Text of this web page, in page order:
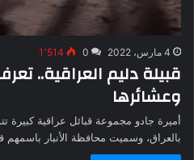
4 مارس، 2022 0 1٬514
قبيلة دليم العراقية..
وعشائرها
أميرة جادو مجموعة قبائل عراقية كبيرة
بالعراق، وسميت محافظة الأنبار باسمهم